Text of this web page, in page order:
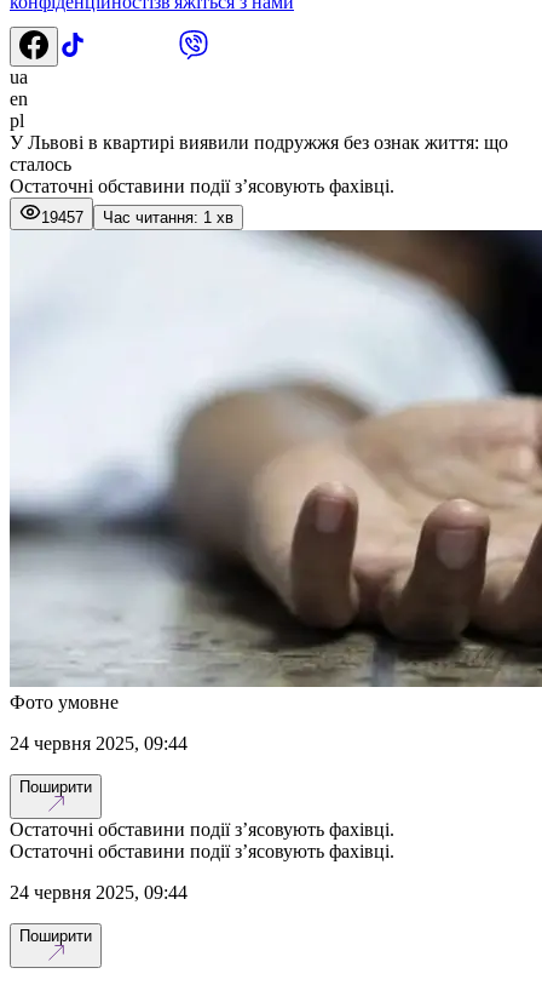
ua
en
pl
У Львові в квартирі виявили подружжя без ознак життя: що
сталось
Остаточні обставини події з’ясовують фахівці.
19457 Час читання: 1 хв
Фото умовне
24 червня 2025, 09:44
Поширити
Остаточні обставини події з’ясовують фахівці.
Остаточні обставини події з’ясовують фахівці.
24 червня 2025, 09:44
Поширити